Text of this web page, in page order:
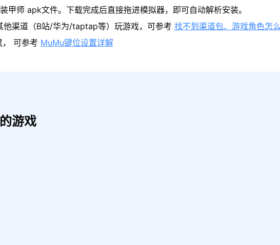
师 apk文件。下载完成后直接拖进模拟器，即可自动解析安装。
他渠道（B站/华为/taptap等）玩游戏，可参考 找不到渠道包、游戏角色怎
， 可参考 MuMu键位设置详解
游戏